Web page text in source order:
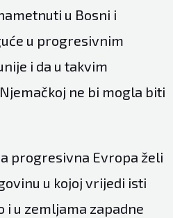
u Bosni i
u progresivnim
i da u takvim
ne bi mogla biti
progresivna Evropa želi
u kojoj vrijedi isti
i u zemljama zapadne